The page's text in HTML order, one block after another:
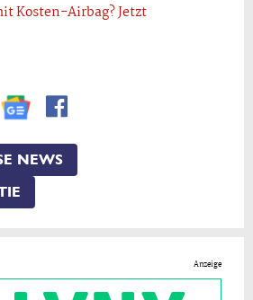
Kosten-Airbag? Jetzt
NEWS
Anzeige